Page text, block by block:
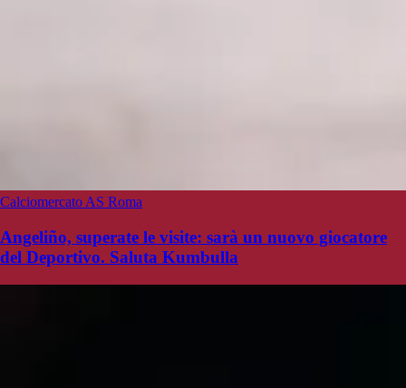
Calciomercato AS Roma
Angeliño, superate le visite: sarà un nuovo giocatore
del Deportivo. Saluta Kumbulla